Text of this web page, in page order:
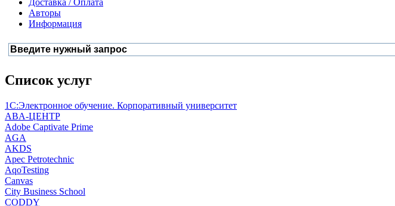
Доставка / Оплата
Авторы
Информация
Список услуг
1С:Электронное обучение. Корпоративный университет
ABA-ЦЕНТР
Adobe Captivate Prime
AGA
AKDS
Apec Petrotechnic
AqoTesting
Canvas
City Business School
CODDY